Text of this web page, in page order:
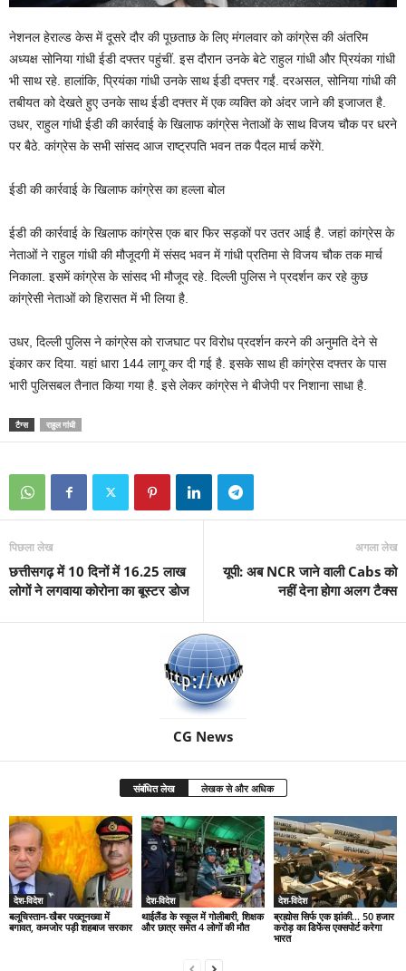
नेशनल हेराल्ड केस में दूसरे दौर की पूछताछ के लिए मंगलवार को कांग्रेस की अंतरिम
अध्यक्ष सोनिया गांधी ईडी दफ्तर पहुंचीं. इस दौरान उनके बेटे राहुल गांधी और प्रियंका गांधी
भी साथ रहे. हालांकि, प्रियंका गांधी उनके साथ ईडी दफ्तर गईं. दरअसल, सोनिया गांधी की
तबीयत को देखते हुए उनके साथ ईडी दफ्तर में एक व्यक्ति को अंदर जाने की इजाजत है.
उधर, राहुल गांधी ईडी की कार्रवाई के खिलाफ कांग्रेस नेताओं के साथ विजय चौक पर धरने
पर बैठे. कांग्रेस के सभी सांसद आज राष्ट्रपति भवन तक पैदल मार्च करेंगे.
ईडी की कार्रवाई के खिलाफ कांग्रेस का हल्ला बोल
ईडी की कार्रवाई के खिलाफ कांग्रेस एक बार फिर सड़कों पर उतर आई है. जहां कांग्रेस के
नेताओं ने राहुल गांधी की मौजूदगी में संसद भवन में गांधी प्रतिमा से विजय चौक तक मार्च
निकाला. इसमें कांग्रेस के सांसद भी मौजूद रहे. दिल्ली पुलिस ने प्रदर्शन कर रहे कुछ
कांग्रेसी नेताओं को हिरासत में भी लिया है.
उधर, दिल्ली पुलिस ने कांग्रेस को राजघाट पर विरोध प्रदर्शन करने की अनुमति देने से
इंकार कर दिया. यहां धारा 144 लागू कर दी गई है. इसके साथ ही कांग्रेस दफ्तर के पास
भारी पुलिसबल तैनात किया गया है. इसे लेकर कांग्रेस ने बीजेपी पर निशाना साधा है.
टैग्स राहुल गांधी
पिछला लेख
छत्तीसगढ़ में 10 दिनों में 16.25 लाख
लोगों ने लगवाया कोरोना का बूस्टर डोज
अगला लेख
यूपी: अब NCR जाने वाली Cabs को
नहीं देना होगा अलग टैक्स
CG News
संबंधित लेख लेखक से और अधिक
देश-विदेश
बलूचिस्तान-खैबर पख्तूनख्वा में
बगावत, कमजोर पड़ी शहबाज सरकार
देश-विदेश
थाईलैंड के स्कूल में गोलीबारी, शिक्षक
और छात्र समेत 4 लोगों की मौत
देश-विदेश
ब्रह्मोस सिर्फ एक झांकी… 50 हजार
करोड़ का डिफेंस एक्सपोर्ट करेगा
भारत